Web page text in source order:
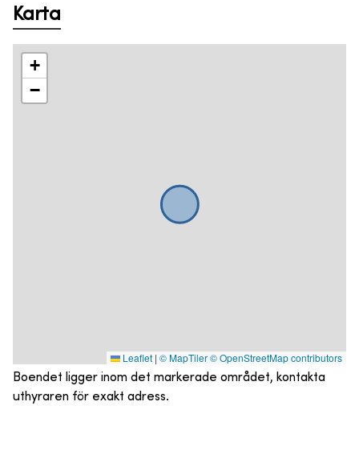
Karta
+
−
Leaflet | © MapTiler© OpenStreetMap contributors
Boendet ligger inom det markerade området, kontakta
uthyraren för exakt adress.